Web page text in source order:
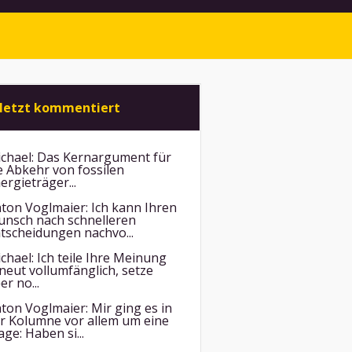
kommentiert
Das Kernargument für
Abkehr von fossilen
Voglmaier: Ich kann Ihren
nach schnelleren
nachvo...
Ich teile Ihre Meinung
vollumfänglich, setze
no...
Voglmaier: Mir ging es in
Kolumne vor allem um eine
Haben si...